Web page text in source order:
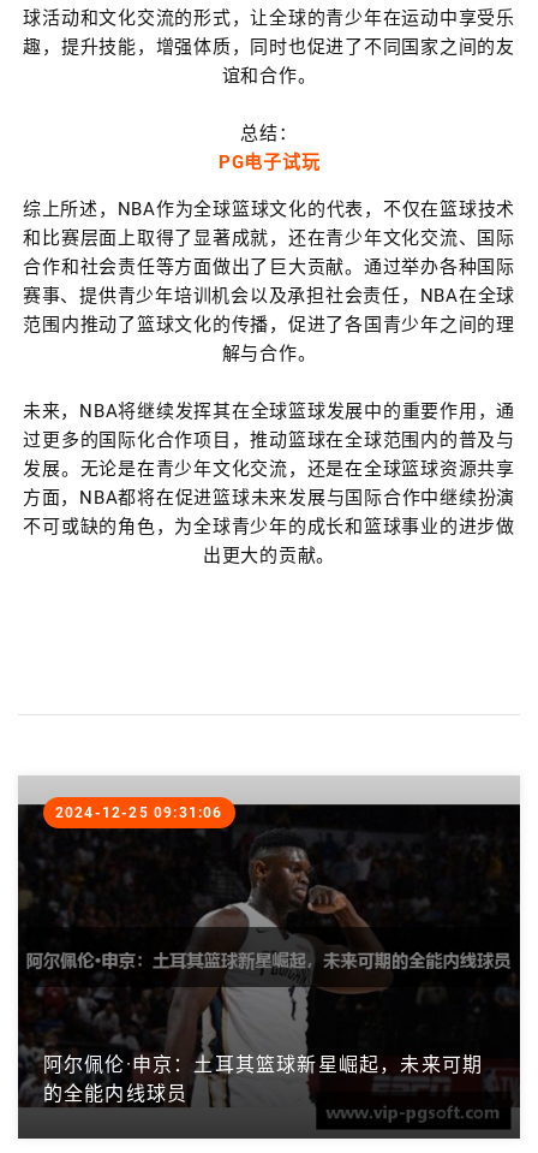
球活动和文化交流的形式，让全球的青少年在运动中享受乐
趣，提升技能，增强体质，同时也促进了不同国家之间的友
谊和合作。
总结：
PG电子试玩
综上所述，NBA作为全球篮球文化的代表，不仅在篮球技术
和比赛层面上取得了显著成就，还在青少年文化交流、国际
合作和社会责任等方面做出了巨大贡献。通过举办各种国际
赛事、提供青少年培训机会以及承担社会责任，NBA在全球
范围内推动了篮球文化的传播，促进了各国青少年之间的理
解与合作。
未来，NBA将继续发挥其在全球篮球发展中的重要作用，通
过更多的国际化合作项目，推动篮球在全球范围内的普及与
发展。无论是在青少年文化交流，还是在全球篮球资源共享
方面，NBA都将在促进篮球未来发展与国际合作中继续扮演
不可或缺的角色，为全球青少年的成长和篮球事业的进步做
出更大的贡献。
阿尔佩伦·申京：土耳其篮球新星崛起，未来可期
的全能内线球员
2024-12-25 09:31:06